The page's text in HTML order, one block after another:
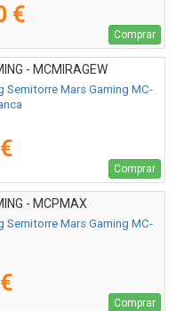
€
Comprar
- MCMIRAGEW
Semitorre Mars Gaming MC-
Comprar
- MCPMAX
Semitorre Mars Gaming MC-
Comprar